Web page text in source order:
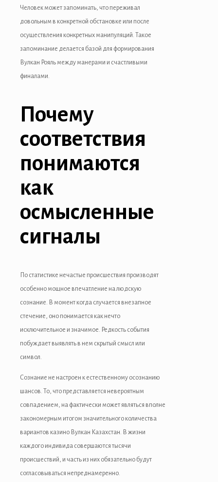
Человек может запоминать, что переживал
довольным в конкретной обстановке или после
осуществления конкретных манипуляций. Такое
запоминание делается базой для формирования
Вулкан Рояль между манерами и счастливыми
финалами.
Почему
соответствия
понимаются
как
осмысленные
сигналы
По статистике нечастые происшествия производят
особенно мощное впечатление на людскую
сознание. В момент когда случается внезапное
стечение, оно понимается как нечто
исключительное и значимое. Редкость события
побуждает выявлять в нем скрытый смысл или
символ.
Сознание не настроен к естественному осознанию
шансов. То, что представляется невероятным
совпадением, на фактически может являться вполне
закономерным итогом значительного количества
вариантов казино Вулкан Казахстан. В жизни
каждого индивида совершаются тысячи
происшествий, и часть из них обязательно будут
согласовываться непреднамеренно.